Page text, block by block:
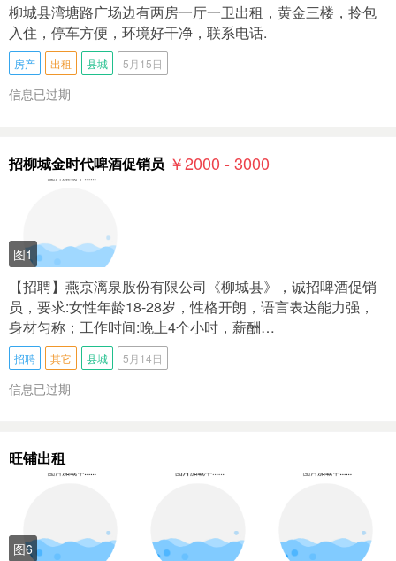
柳城县湾塘路广场边有两房一厅一卫出租，黄金三楼，拎包
入住，停车方便，环境好干净，联系电话.
房产 出租 县城 5月15日
信息已过期
招柳城金时代啤酒促销员 ￥2000 - 3000
图1
【招聘】燕京漓泉股份有限公司《柳城县》，诚招啤酒促销
员，要求:女性年龄18-28岁，性格开朗，语言表达能力强，
身材匀称；工作时间:晚上4个小时，薪酬…
招聘 其它 县城 5月14日
信息已过期
旺铺出租
图6